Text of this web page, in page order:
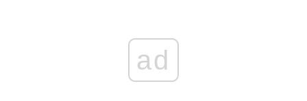
ad